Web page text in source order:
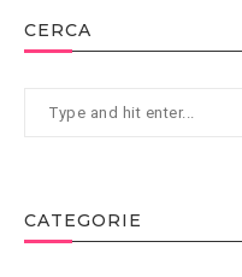
CERCA
CATEGORIE